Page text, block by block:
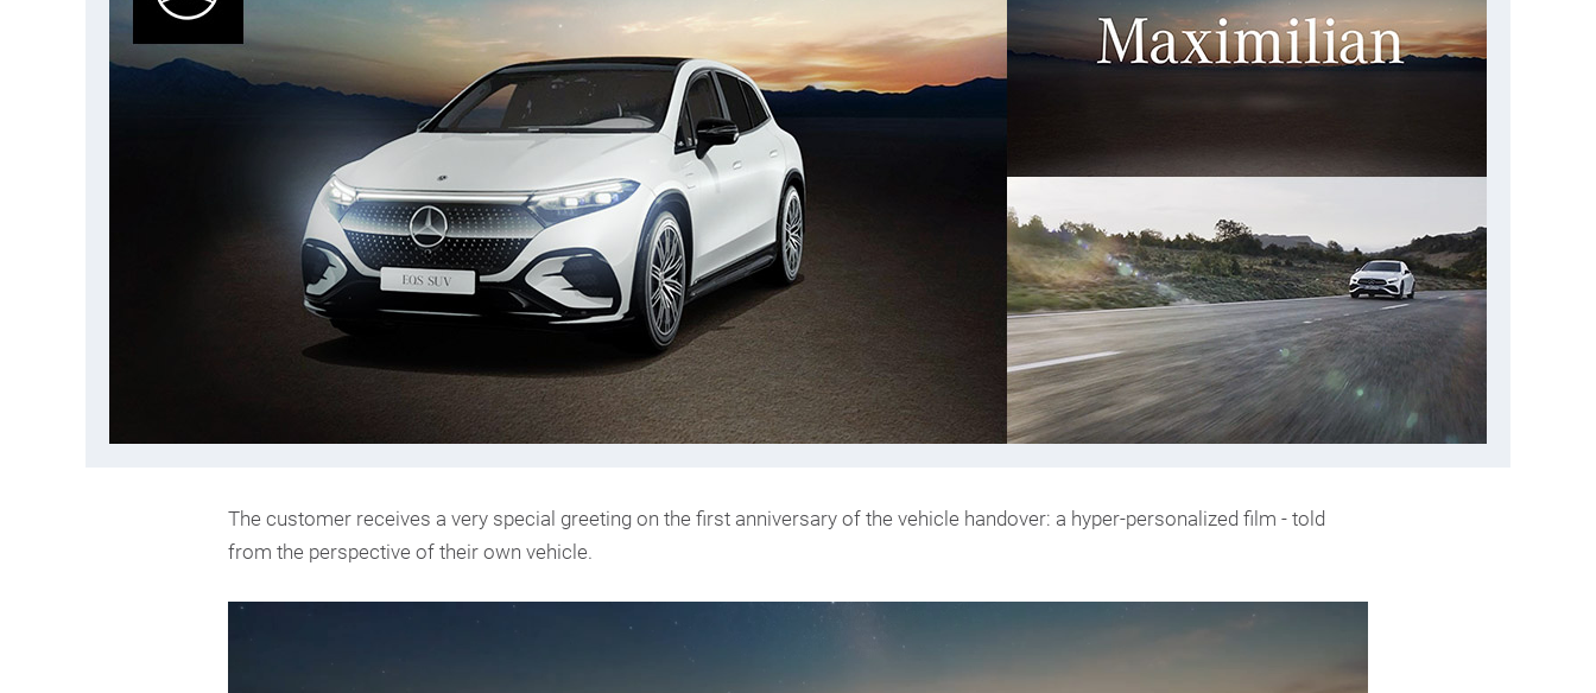
The customer receives a very special greeting on the first anniversary of the vehicle handover: a hyper-personalized film - told
from the perspective of their own vehicle.